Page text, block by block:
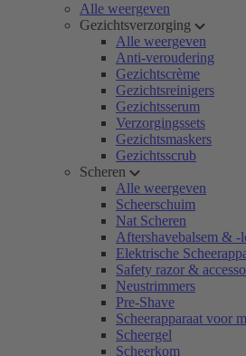
Alle weergeven
Gezichtsverzorging
Alle weergeven
Anti-veroudering
Gezichtscrème
Gezichtsreinigers
Gezichtsserum
Verzorgingssets
Gezichtsmaskers
Gezichtsscrub
Scheren
Alle weergeven
Scheerschuim
Nat Scheren
Aftershavebalsem & -
Elektrische
Safety razor &
Neustrimmers
Pre-Shave
Scheerapparaat voor
Scheergel
Scheerkom